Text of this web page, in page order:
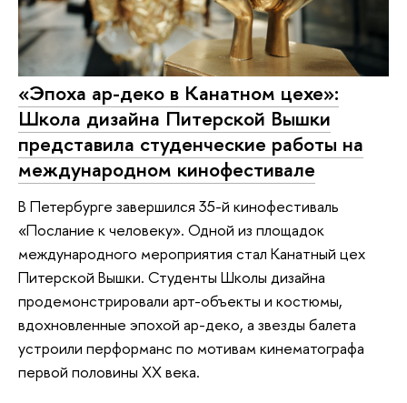
«Эпоха ар-деко в Канатном цехе»:
Школа дизайна Питерской Вышки
представила студенческие работы на
международном кинофестивале
В Петербурге завершился 35-й кинофестиваль
«Послание к человеку». Одной из площадок
международного мероприятия стал Канатный цех
Питерской Вышки. Студенты Школы дизайна
продемонстрировали арт-объекты и костюмы,
вдохновленные эпохой ар-деко, а звезды балета
устроили перформанс по мотивам кинематографа
первой половины XX века.